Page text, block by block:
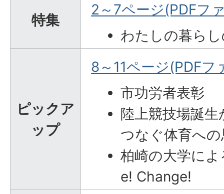
特集
2～7ページ(PDFフ
わたしの暮ら
ピックア
ップ
8～11ページ(PDFフ
市功労者表彰
陸上競技場誕
つなぐ体育へ
柏崎の大学に
e! Change!